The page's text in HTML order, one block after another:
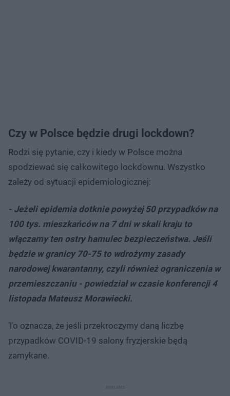
Czy w Polsce będzie drugi lockdown?
Rodzi się pytanie, czy i kiedy w Polsce można
spodziewać się całkowitego lockdownu. Wszystko
zależy od sytuacji epidemiologicznej:
- Jeżeli epidemia dotknie powyżej 50 przypadków na
100 tys. mieszkańców na 7 dni w skali kraju to
włączamy ten ostry hamulec bezpieczeństwa. Jeśli
będzie w granicy 70-75 to wdrożymy zasady
narodowej kwarantanny, czyli również ograniczenia w
przemieszczaniu - powiedział w czasie konferencji 4
listopada Mateusz Morawiecki.
To oznacza, że jeśli przekroczymy daną liczbę
przypadków COVID-19 salony fryzjerskie będą
zamykane.